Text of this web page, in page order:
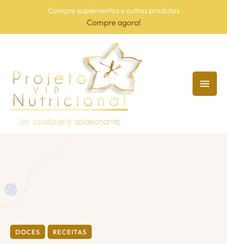
Compre suplementos e outros produtos
Compre agora!
DOCES RECEITAS